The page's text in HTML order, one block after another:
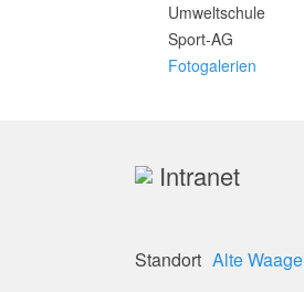
Umweltschule
Sport-AG
Fotogalerien
Intranet
Standort Alte Waage